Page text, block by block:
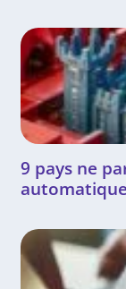
9 pays ne